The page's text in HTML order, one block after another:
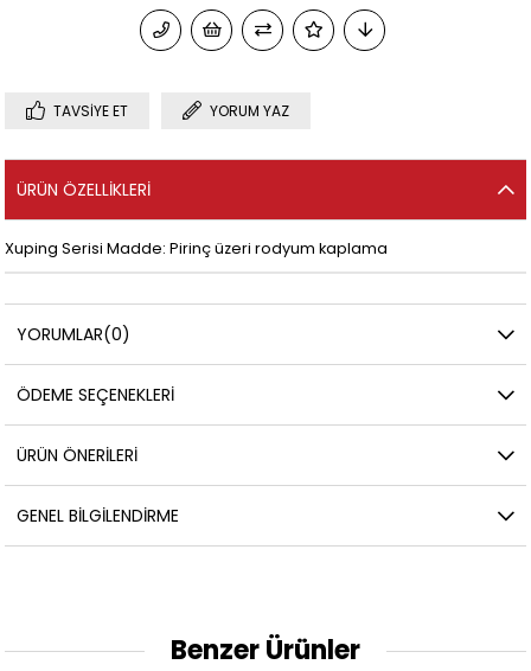
TAVSIYE ET YORUM YAZ
ÜRÜN ÖZELLIKLERI
Xuping Serisi Madde: Pirinç üzeri rodyum kaplama
YORUMLAR(0)
ÖDEME SEÇENEKLERI
ÜRÜN ÖNERILERI
GENEL BILGILENDIRME
Benzer Ürünler